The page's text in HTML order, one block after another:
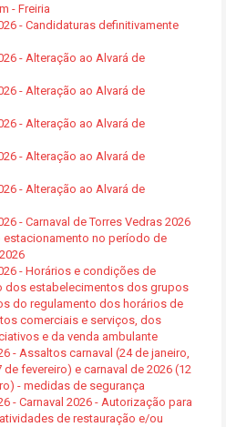
- Freiria
- Candidaturas definitivamente
- Alteração ao Alvará de
- Alteração ao Alvará de
- Alteração ao Alvará de
- Alteração ao Alvará de
- Alteração ao Alvará de
- Carnaval de Torres Vedras 2026
estacionamento no período de
- Horários e condições de
dos estabelecimentos dos grupos
do regulamento dos horários de
comerciais e serviços, dos
e da venda ambulante
- Assaltos carnaval (24 de janeiro,
de fevereiro) e carnaval de 2026 (12
- medidas de segurança
- Carnaval 2026 - Autorização para
de restauração e/ou